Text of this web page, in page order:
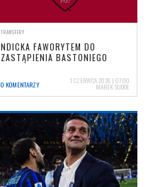
TRANSFERY
NDICKA FAWORYTEM DO
ZASTĄPIENIA BASTONIEGO
0 KOMENTARZY 1 CZERWCA 2026 | 07:00
MAREK SUDOŁ